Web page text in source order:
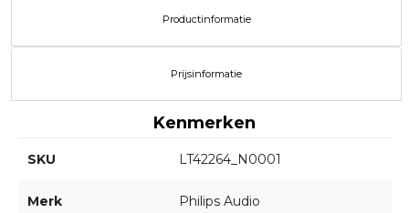
Productinformatie
Prijsinformatie
Kenmerken
SKU LT42264_N0001
Merk Philips Audio